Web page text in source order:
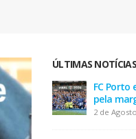
ÚLTIMAS NOTÍCIAS
AEP
Summit
do tecido